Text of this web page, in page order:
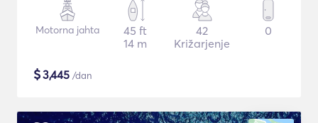
Motorna jahta
45 ft
14 m
42
Križarjenje
0
$3,445 /dan